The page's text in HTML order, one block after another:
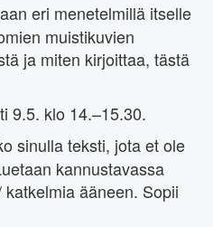
eri menetelmillä itselle
muistikuvien
ja miten kirjoittaa, tästä
9.5. klo 14.–15.30.
sinulla teksti, jota et ole
kannustavassa
ääneen. Sopii